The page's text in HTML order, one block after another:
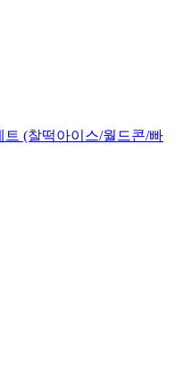
(찰떡아이스/월드콘/빠